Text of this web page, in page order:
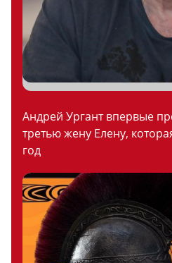
Андрей Ургант впервые
третью жену Елену,
год